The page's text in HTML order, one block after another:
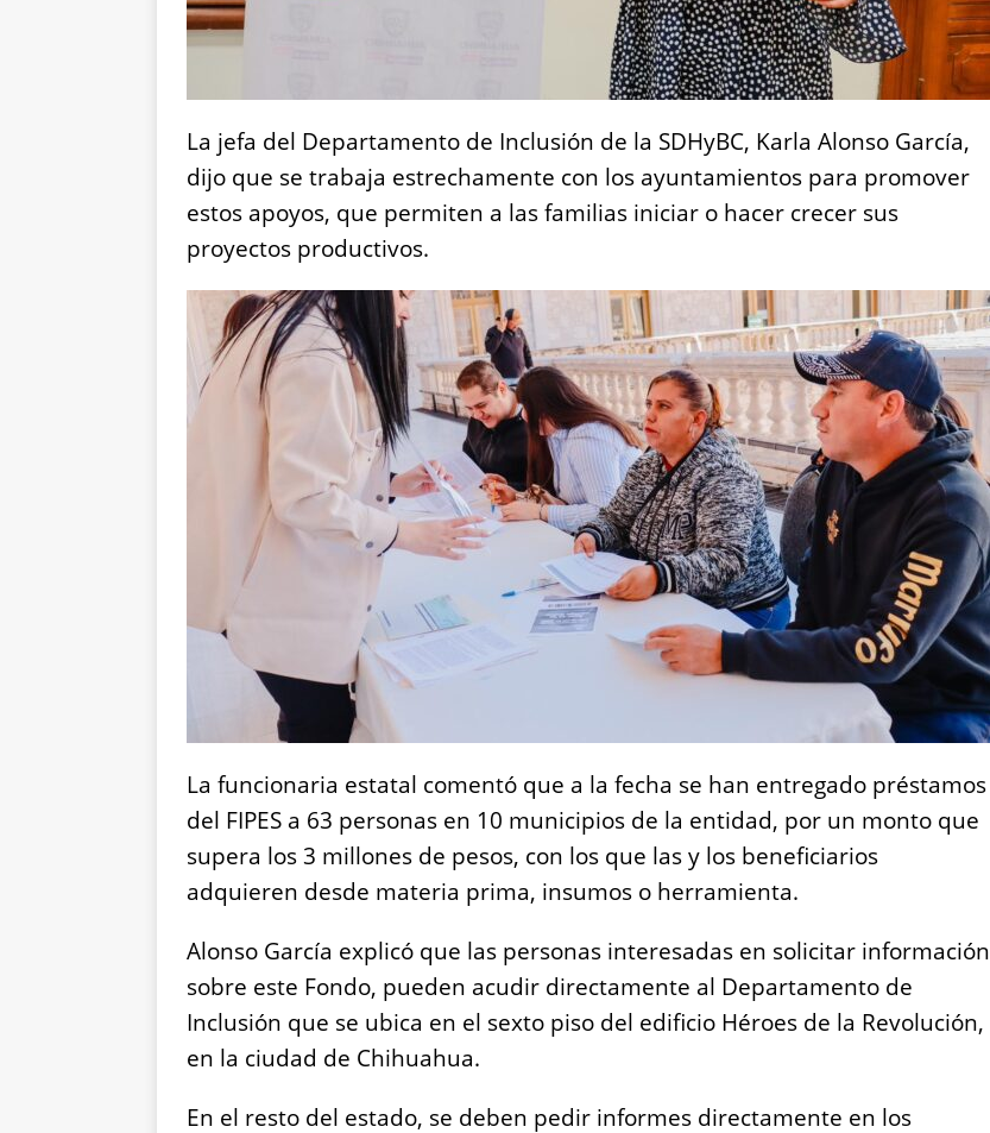
La jefa del Departamento de Inclusión de la SDHyBC, Karla Alonso García,
dijo que se trabaja estrechamente con los ayuntamientos para promover
estos apoyos, que permiten a las familias iniciar o hacer crecer sus
proyectos productivos.
La funcionaria estatal comentó que a la fecha se han entregado préstamos
del FIPES a 63 personas en 10 municipios de la entidad, por un monto que
supera los 3 millones de pesos, con los que las y los beneficiarios
adquieren desde materia prima, insumos o herramienta.
Alonso García explicó que las personas interesadas en solicitar información
sobre este Fondo, pueden acudir directamente al Departamento de
Inclusión que se ubica en el sexto piso del edificio Héroes de la Revolución,
en la ciudad de Chihuahua.
En el resto del estado, se deben pedir informes directamente en los